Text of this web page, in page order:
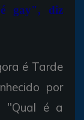
gay", diz
é Tarde
por
"Qual é a